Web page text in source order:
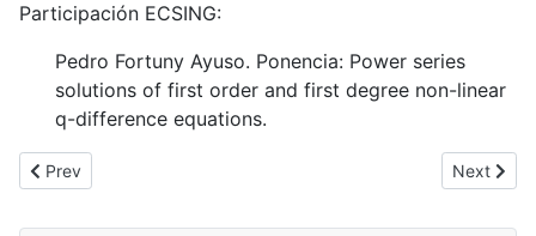
Participación ECSING:
Pedro Fortuny Ayuso. Ponencia: Power series
solutions of first order and first degree non-linear
q-difference equations.
Previous article: NoCoN Name 2011 (Barcelona. 1 participante)
Prev Next
Next